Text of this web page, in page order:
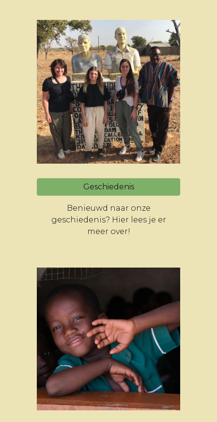
Geschiedenis
Benieuwd naar onze
geschiedenis? Hier lees je er
meer over!